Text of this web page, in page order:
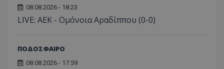
08.08.2026 - 18:23
LIVE: ΑΕΚ - Ομόνοια Αραδίππου (0-0)
ΠΟΔΟΣΦΑΙΡΟ
08.08.2026 - 17:59